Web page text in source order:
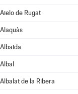
Aielo de Rugat
Alaquàs
Albaida
Albal
Albalat de la Ribera